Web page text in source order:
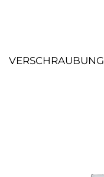
VERSCHRAUBUNG